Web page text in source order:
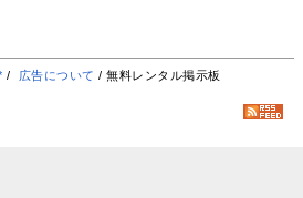
/ 広告について / 無料レンタル掲示板